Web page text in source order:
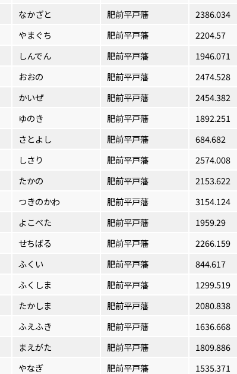
なかざと 肥前平戸藩 2386.034
やまぐち 肥前平戸藩 2204.57
しんでん 肥前平戸藩 1946.071
おおの 肥前平戸藩 2474.528
かいぜ 肥前平戸藩 2454.382
ゆのき 肥前平戸藩 1892.251
さとよし 肥前平戸藩 684.682
しさり 肥前平戸藩 2574.008
たかの 肥前平戸藩 2153.622
つきのかわ 肥前平戸藩 3154.124
よこべた 肥前平戸藩 1959.29
せちばる 肥前平戸藩 2266.159
ふくい 肥前平戸藩 844.617
ふくしま 肥前平戸藩 1299.519
たかしま 肥前平戸藩 2080.838
ふえふき 肥前平戸藩 1636.668
まえがた 肥前平戸藩 1809.886
やなぎ 肥前平戸藩 1535.371